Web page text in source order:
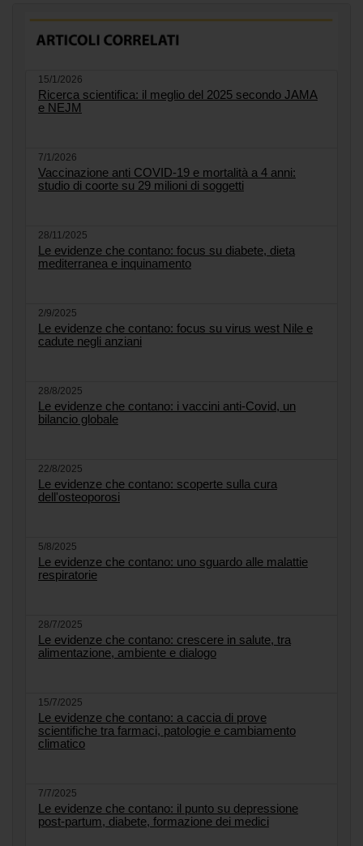
15/1/2026
Ricerca scientifica: il meglio del 2025 secondo JAMA
e NEJM
7/1/2026
Vaccinazione anti COVID-19 e mortalità a 4 anni:
studio di coorte su 29 milioni di soggetti
28/11/2025
Le evidenze che contano: focus su diabete, dieta
mediterranea e inquinamento
2/9/2025
Le evidenze che contano: focus su virus west Nile e
cadute negli anziani
28/8/2025
Le evidenze che contano: i vaccini anti-Covid, un
bilancio globale
22/8/2025
Le evidenze che contano: scoperte sulla cura
dell'osteoporosi
5/8/2025
Le evidenze che contano: uno sguardo alle malattie
respiratorie
28/7/2025
Le evidenze che contano: crescere in salute, tra
alimentazione, ambiente e dialogo
15/7/2025
Le evidenze che contano: a caccia di prove
scientifiche tra farmaci, patologie e cambiamento
climatico
7/7/2025
Le evidenze che contano: il punto su depressione
post-partum, diabete, formazione dei medici